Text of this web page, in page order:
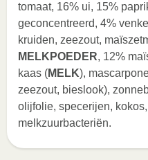
tomaat, 16% ui, 15%
geconcentreerd, 4%
kruiden, zeezout,
MELKPOEDER, 12%
kaas (MELK),
zeezout, bieslook),
olijfolie, specerijen,
melkzuurbacteriën.